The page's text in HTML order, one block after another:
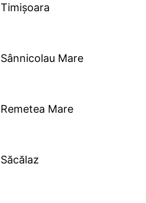
Timișoara
Sânnicolau Mare
Remetea Mare
Săcălaz